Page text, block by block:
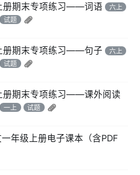
册期末专项练习——词语
六上
试题
册期末专项练习——句子
六上
试题
册期末专项练习——课外阅读
一上 试题
年级上册电子课本（含PDF